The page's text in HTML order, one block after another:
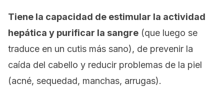
Tiene la capacidad de estimular la actividad
hepática y purificar la sangre (que luego se
traduce en un cutis más sano), de prevenir la
caída del cabello y reducir problemas de la piel
(acné, sequedad, manchas, arrugas).